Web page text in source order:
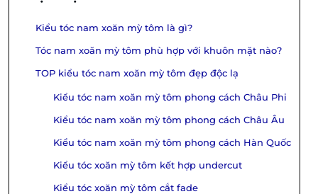
Kiểu tóc nam xoăn mỳ tôm là gì?
Tóc nam xoăn mỳ tôm phù hợp với khuôn mặt nào?
TOP kiểu tóc nam xoăn mỳ tôm đẹp độc lạ
Kiểu tóc nam xoăn mỳ tôm phong cách Châu Phi
Kiểu tóc nam xoăn mỳ tôm phong cách Châu Âu
Kiểu tóc nam xoăn mỳ tôm phong cách Hàn Quốc
Kiểu tóc xoăn mỳ tôm kết hợp undercut
Kiểu tóc xoăn mỳ tôm cắt fade